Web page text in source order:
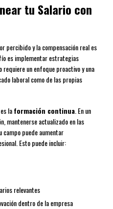
tu Salario con
percibido y la compensación real es
es implementar estrategias
un enfoque proactivo y una
laboral como de las propias
laformación continua. En un
mantenerse actualizado en las
campo puede aumentar
Esto puede incluir:
relevantes
dentro de la empresa